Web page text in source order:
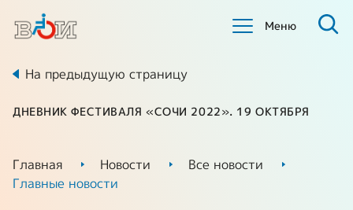
Меню
На предыдущую страницу
ДНЕВНИК ФЕСТИВАЛЯ «СОЧИ 2022». 19 ОКТЯБРЯ
Главная Новости
Все новости
Главные новости